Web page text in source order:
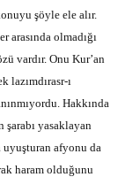
şöyle ele alır.
arasında olmadığı
vardır. Onu Kur’an
lazımdırasr-ı
Hakkında
şarabı yasaklayan
afyonu da
haram olduğunu